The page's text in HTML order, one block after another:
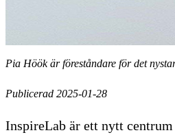
Pia Höök är föreståndare för det
Publicerad 2025-01-28
InspireLab är ett nytt